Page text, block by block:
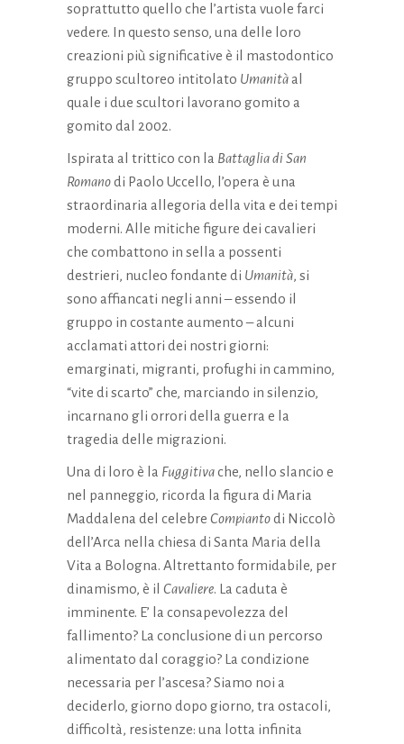
soprattutto quello che l’artista vuole farci
vedere. In questo senso, una delle loro
creazioni più significative è il mastodontico
gruppo scultoreo intitolato Umanità al
quale i due scultori lavorano gomito a
gomito dal 2002.
Ispirata al trittico con la Battaglia di San
Romanodi Paolo Uccello, l’opera è una
straordinaria allegoria della vita e dei tempi
moderni. Alle mitiche figure dei cavalieri
che combattono in sella a possenti
destrieri, nucleo fondante di Umanità, si
sono affiancati negli anni – essendo il
gruppo in costante aumento – alcuni
acclamati attori dei nostri giorni:
emarginati, migranti, profughi in cammino,
“vite di scarto” che, marciando in silenzio,
incarnano gli orrori della guerra e la
tragedia delle migrazioni.
Una di loro è la Fuggitivache, nello slancio e
nel panneggio, ricorda la figura di Maria
Maddalena del celebre Compiantodi Niccolò
dell’Arca nella chiesa di Santa Maria della
Vita a Bologna. Altrettanto formidabile, per
dinamismo, è il Cavaliere. La caduta è
imminente. E’ la consapevolezza del
fallimento? La conclusione di un percorso
alimentato dal coraggio? La condizione
necessaria per l’ascesa? Siamo noi a
deciderlo, giorno dopo giorno, tra ostacoli,
difficoltà, resistenze: una lotta infinita